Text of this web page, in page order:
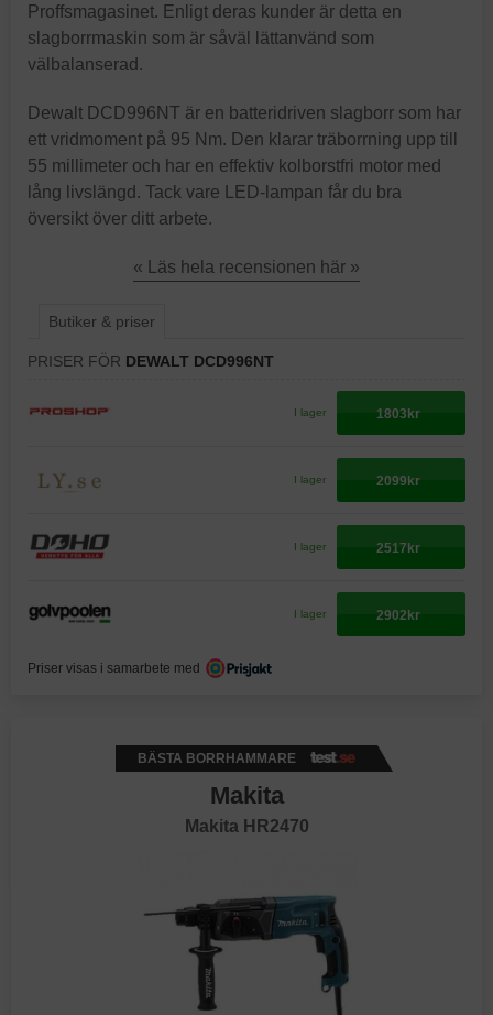
Proffsmagasinet. Enligt deras kunder är detta en
slagborrmaskin som är såväl lättanvänd som
välbalanserad.
Dewalt DCD996NT är en batteridriven slagborr som har
ett vridmoment på 95 Nm. Den klarar träborrning upp till
55 millimeter och har en effektiv kolborstfri motor med
lång livslängd. Tack vare LED-lampan får du bra
översikt över ditt arbete.
« Läs hela recensionen här »
Butiker & priser
PRISER FÖR DEWALT DCD996NT
I lager 1803kr
I lager 2099kr
I lager 2517kr
I lager 2902kr
Priser visas i samarbete med
BÄSTA BORRHAMMARE
Makita
Makita HR2470